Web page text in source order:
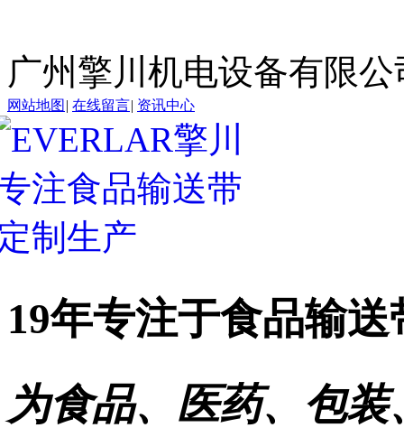
广州擎川机电设备有限
网站地图 | 在线留言| 资讯中心
19年专注于食品输送
为食品、医药、包